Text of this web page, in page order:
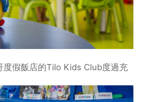
度假飯店的Tilo Kids Club度過充